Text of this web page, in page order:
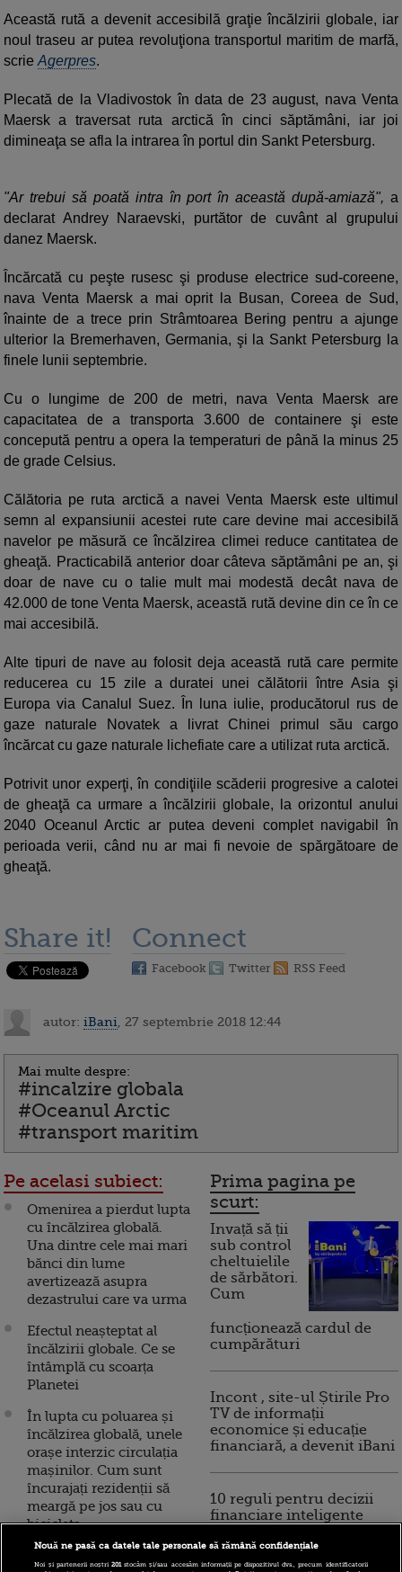
Această rută a devenit accesibilă graţie încălzirii globale, iar
noul traseu ar putea revoluţiona transportul maritim de marfă,
scrie Agerpres.
Plecată de la Vladivostok în data de 23 august, nava Venta
Maersk a traversat ruta arctică în cinci săptămâni, iar joi
dimineaţa se afla la intrarea în portul din Sankt Petersburg.
"Ar trebui să poată intra în port în această după-amiază", a
declarat Andrey Naraevski, purtător de cuvânt al grupului
danez Maersk.
Încărcată cu peşte rusesc şi produse electrice sud-coreene,
nava Venta Maersk a mai oprit la Busan, Coreea de Sud,
înainte de a trece prin Strâmtoarea Bering pentru a ajunge
ulterior la Bremerhaven, Germania, şi la Sankt Petersburg la
finele lunii septembrie.
Cu o lungime de 200 de metri, nava Venta Maersk are
capacitatea de a transporta 3.600 de containere şi este
concepută pentru a opera la temperaturi de până la minus 25
de grade Celsius.
Călătoria pe ruta arctică a navei Venta Maersk este ultimul
semn al expansiunii acestei rute care devine mai accesibilă
navelor pe măsură ce încălzirea climei reduce cantitatea de
gheaţă. Practicabilă anterior doar câteva săptămâni pe an, şi
doar de nave cu o talie mult mai modestă decât nava de
42.000 de tone Venta Maersk, această rută devine din ce în ce
mai accesibilă.
Alte tipuri de nave au folosit deja această rută care permite
reducerea cu 15 zile a duratei unei călătorii între Asia şi
Europa via Canalul Suez. În luna iulie, producătorul rus de
gaze naturale Novatek a livrat Chinei primul său cargo
încărcat cu gaze naturale lichefiate care a utilizat ruta arctică.
Potrivit unor experţi, în condiţiile scăderii progresive a calotei
de gheaţă ca urmare a încălzirii globale, la orizontul anului
2040 Oceanul Arctic ar putea deveni complet navigabil în
perioada verii, când nu ar mai fi nevoie de spărgătoare de
gheaţă.
Share it! Connect
Facebook Twitter RSS Feed
autor: iBani , 27 septembrie 2018 12:44
Mai multe despre:
#incalzire globala
#Oceanul Arctic
#transport maritim
Pe acelasi subiect:
Omenirea a pierdut lupta
cu încălzirea globală.
Una dintre cele mai mari
bănci din lume
avertizează asupra
dezastrului care va urma
Efectul neașteptat al
încălzirii globale. Ce se
întâmplă cu scoarța
Planetei
În lupta cu poluarea și
încălzirea globală, unele
orașe interzic circulația
mașinilor. Cum sunt
încurajați rezidenții să
meargă pe jos sau cu
bicicleta
Prima pagina pe
scurt:
Invață să ții
sub control
cheltuielile
de sărbători.
Cum
funcționează cardul de
cumpărături
Incont , site-ul Știrile Pro
TV de informații
economice și educație
financiară, a devenit iBani
10 reguli pentru decizii
financiare inteligente
Nouă ne pasă ca datele tale personale să rămână confidențiale
Noi și partenerii noștri201stocăm și/sau accesăm informații pe dispozitivul dvs., precum identificatorii